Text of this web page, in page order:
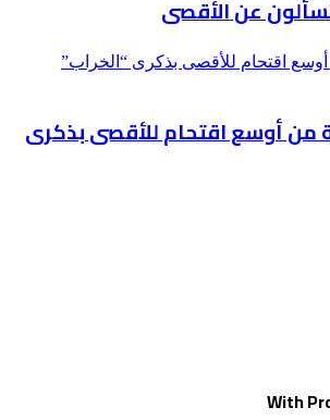
عن الأقصى
اقتحام للأقصى بذكرى “الخراب”
من أوسع اقتحام للأقصى بذكرى
With